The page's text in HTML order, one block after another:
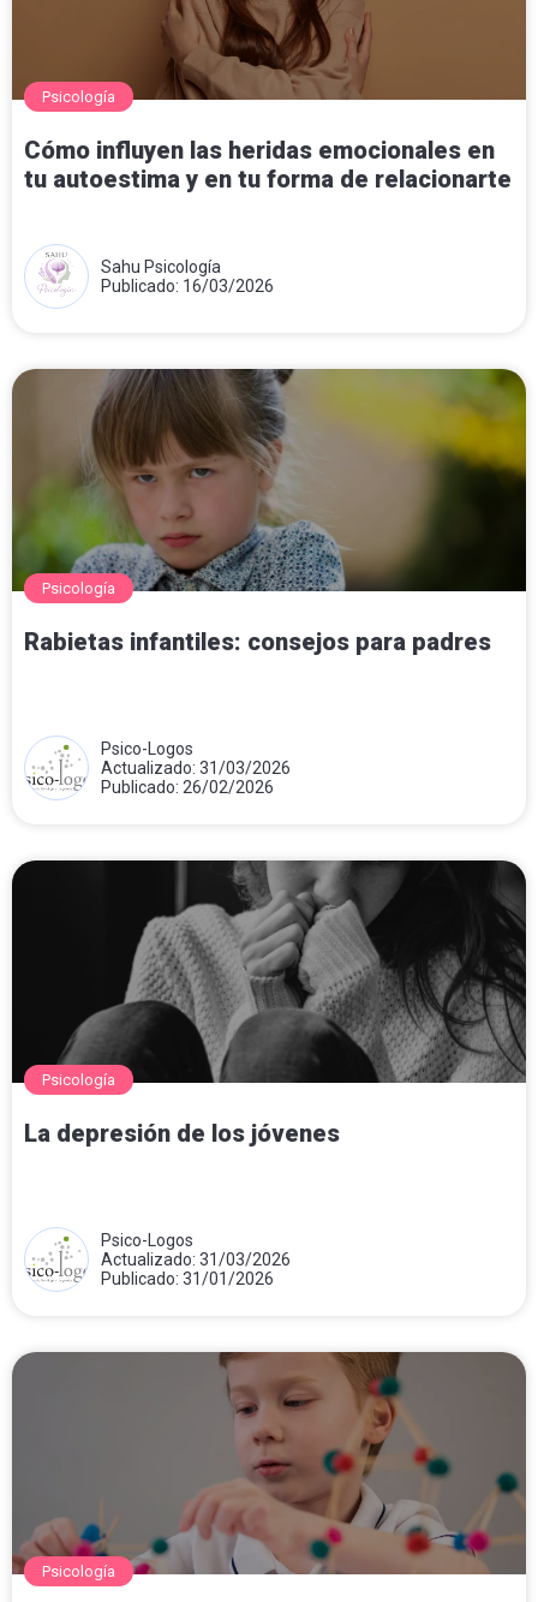
Psicología
Cómo influyen las heridas emocionales en
tu autoestima y en tu forma de relacionarte
Sahu Psicología
Publicado: 16/03/2026
Psicología
Rabietas infantiles: consejos para padres
Psico-Logos
Actualizado: 31/03/2026
Publicado: 26/02/2026
Psicología
La depresión de los jóvenes
Psico-Logos
Actualizado: 31/03/2026
Publicado: 31/01/2026
Psicología